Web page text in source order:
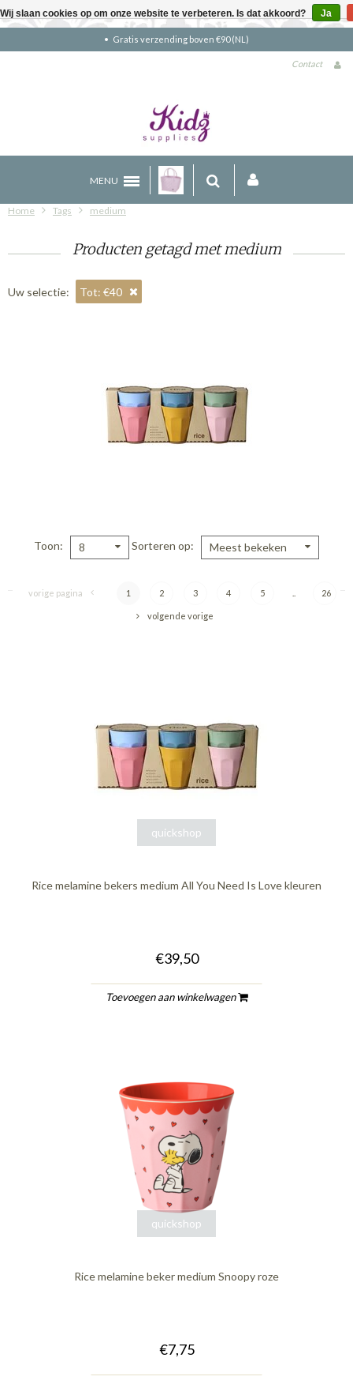
Gratis verzending boven €90 (NL)
Contact
MENU
Home Tags medium
Producten getagd met medium
Uw selectie: Tot: €40
Toon 8 Sorteren op Meest bekeken
vorige pagina 1 2 3 4 5 26
volgende vorige
quickshop
Rice melamine bekers medium All You Need Is Love kleuren
€39,50
Toevoegen aan winkelwagen
quickshop
Rice melamine beker medium Snoopy roze
€7,75
Wij slaan cookies op om onze website te verbeteren. Is dat akkoord? Ja